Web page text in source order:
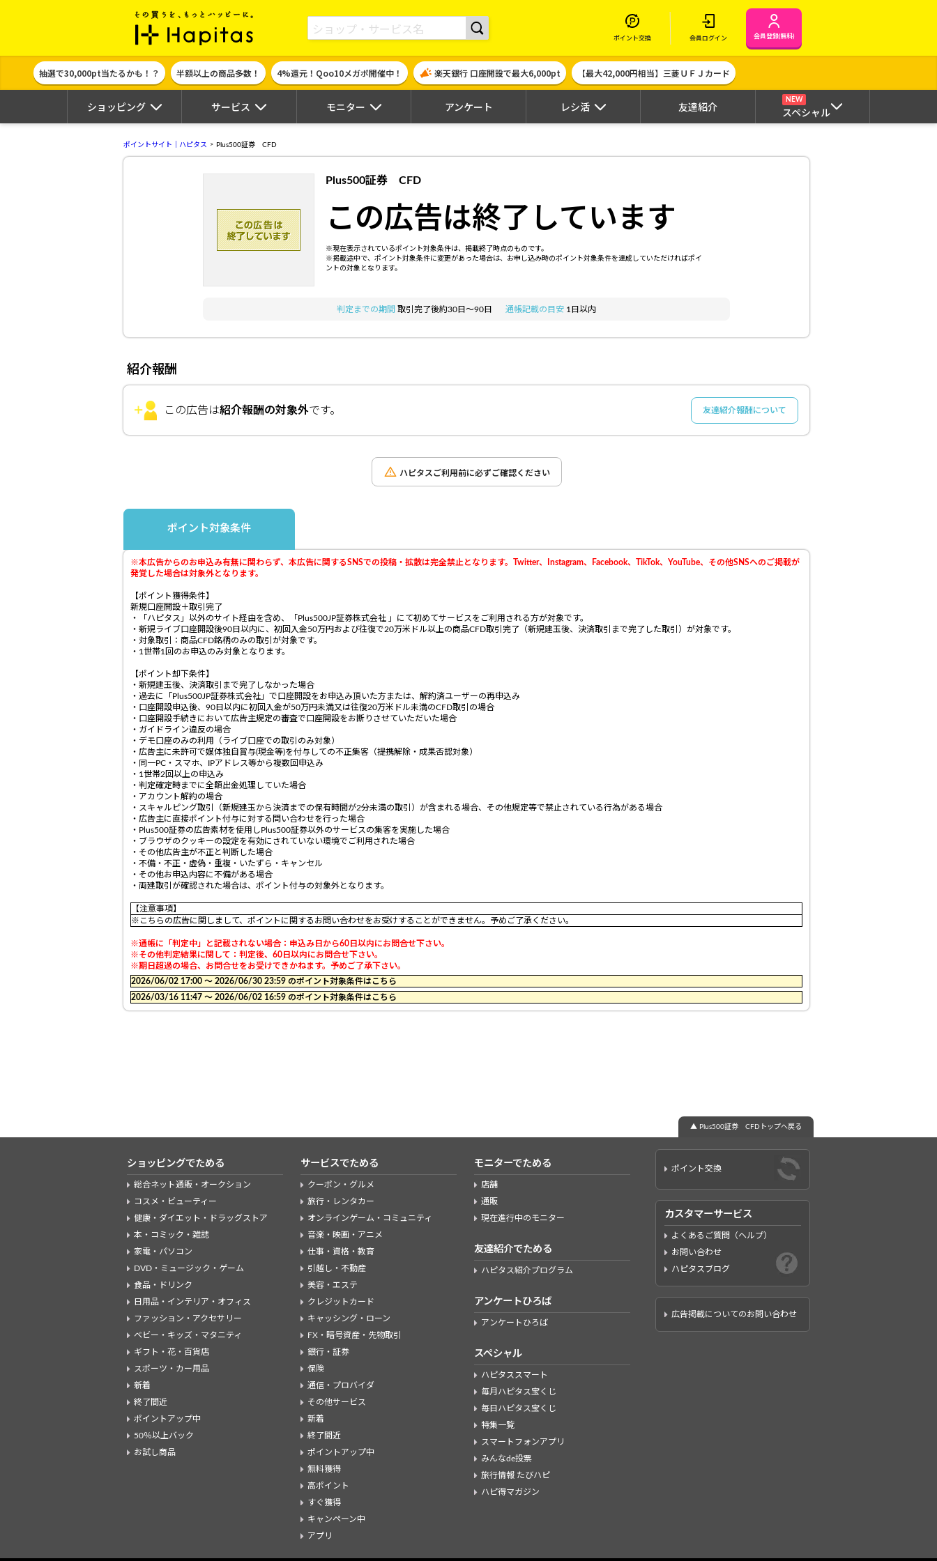
ポイント貯めて現金やギフト券に交換できるポイントサイト | ハピタス
ポイント交換 会員ログイン 会員登録(無料)
抽選で30,000pt当たるかも！？ 半額以上の商品多数！ 4%還元！Qoo10メガポ開催中！ 楽天銀行 口座開設で最大6,000pt 【最大42,000円相当】三菱ＵＦＪカード
ショッピング サービス モニター アンケート レシ活 友達紹介
NEW
スペシャル
ポイントサイト｜ハピタス Plus500証券 CFD
Plus500証券 CFD
この広告は終了しています
※現在表示されているポイント対象条件は、掲載終了時点のものです。
※掲載途中で、ポイント対象条件に変更があった場合は、お申し込み時のポイント対象条件を達成していただければポイ
ントの対象となります。
判定までの期間 取引完了後約30日～90日 通帳記載の目安 1日以内
紹介報酬
この広告は紹介報酬の対象外です。 友達紹介報酬について
ハピタスご利用前に必ずご確認ください
ポイント対象条件
※本広告からのお申込み有無に関わらず、本広告に関するSNSでの投稿・拡散は完全禁止となります。Twitter、Instagram、Facebook、TikTok、YouTube、その他SNSへのご掲載が
発覚した場合は対象外となります。
【ポイント獲得条件】
新規口座開設＋取引完了
・「ハピタス」以外のサイト経由を含め、「Plus500JP証券株式会社 」にて初めてサービスをご利用される方が対象です。
・新規ライブ口座開設後90日以内に、初回入金50万円および往復で20万米ドル以上の商品CFD取引完了（新規建玉後、決済取引まで完了した取引）が対象です。
・対象取引：商品CFD銘柄のみの取引が対象です。
・1世帯1回のお申込のみ対象となります。
【ポイント却下条件】
・新規建玉後、決済取引まで完了しなかった場合
・過去に「Plus500JP証券株式会社」で口座開設をお申込み頂いた方または、解約済ユーザーの再申込み
・口座開設申込後、90日以内に初回入金が50万円未満又は往復20万米ドル未満のCFD取引の場合
・口座開設手続きにおいて広告主規定の審査で口座開設をお断りさせていただいた場合
・ガイドライン違反の場合
・デモ口座のみの利用（ライブ口座での取引のみ対象）
・広告主に未許可で媒体独自賞与(現金等)を付与しての不正集客（提携解除・成果否認対象）
・同一PC・スマホ、IPアドレス等から複数回申込み
・1世帯2回以上の申込み
・判定確定時までに全額出金処理していた場合
・アカウント解約の場合
・スキャルピング取引（新規建玉から決済までの保有時間が2分未満の取引）が含まれる場合、その他規定等で禁止されている行為がある場合
・広告主に直接ポイント付与に対する問い合わせを行った場合
・Plus500証券の広告素材を使用しPlus500証券以外のサービスの集客を実施した場合
・ブラウザのクッキーの設定を有効にされていない環境でご利用された場合
・その他広告主が不正と判断した場合
・不備・不正・虚偽・重複・いたずら・キャンセル
・その他お申込内容に不備がある場合
・両建取引が確認された場合は、ポイント付与の対象外となります。
【注意事項】
※こちらの広告に関しまして、ポイントに関するお問い合わせをお受けすることができません。予めご了承ください。
※通帳に「判定中」と記載されない場合：申込み日から60日以内にお問合せ下さい。
※その他判定結果に関して：判定後、60日以内にお問合せ下さい。
※期日超過の場合、お問合せをお受けできかねます。予めご了承下さい。
2026/06/02 17:00 〜 2026/06/30 23:59 のポイント対象条件はこちら
2026/03/16 11:47 〜 2026/06/02 16:59 のポイント対象条件はこちら
▲ Plus500証券 CFDトップへ戻る
ショッピングでためる
総合ネット通販・オークション
コスメ・ビューティー
健康・ダイエット・ドラッグストア
本・コミック・雑誌
家電・パソコン
DVD・ミュージック・ゲーム
食品・ドリンク
日用品・インテリア・オフィス
ファッション・アクセサリー
ベビー・キッズ・マタニティ
ギフト・花・百貨店
スポーツ・カー用品
新着
終了間近
ポイントアップ中
50％以上バック
お試し商品
サービスでためる
クーポン・グルメ
旅行・レンタカー
オンラインゲーム・コミュニティ
音楽・映画・アニメ
仕事・資格・教育
引越し・不動産
美容・エステ
クレジットカード
キャッシング・ローン
FX・暗号資産・先物取引
銀行・証券
保険
通信・プロバイダ
その他サービス
新着
終了間近
ポイントアップ中
無料獲得
高ポイント
すぐ獲得
キャンペーン中
アプリ
モニターでためる
店舗
通販
現在進行中のモニター
友達紹介でためる
ハピタス紹介プログラム
アンケートひろば
アンケートひろば
スペシャル
ハピタススマート
毎月ハピタス宝くじ
毎日ハピタス宝くじ
特集一覧
スマートフォンアプリ
みんなde投票
旅行情報 たびハピ
ハピ得マガジン
ポイント交換
カスタマーサービス
よくあるご質問（ヘルプ）
お問い合わせ
ハピタスブログ
広告掲載についてのお問い合わせ